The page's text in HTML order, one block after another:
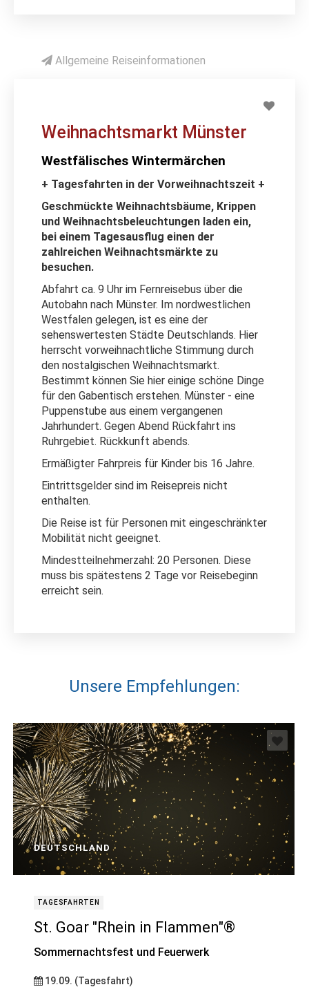
Allgemeine Reiseinformationen
Weihnachtsmarkt Münster
Westfälisches Wintermärchen
+ Tagesfahrten in der Vorweihnachtszeit +
Geschmückte Weihnachtsbäume, Krippen
und Weihnachtsbeleuchtungen laden ein,
bei einem Tagesausflug einen der
zahlreichen Weihnachtsmärkte zu
besuchen.
Abfahrt ca. 9 Uhr im Fernreisebus über die
Autobahn nach Münster. Im nordwestlichen
Westfalen gelegen, ist es eine der
sehenswertesten Städte Deutschlands. Hier
herrscht vorweihnachtliche Stimmung durch
den nostalgischen Weihnachtsmarkt.
Bestimmt können Sie hier einige schöne Dinge
für den Gabentisch erstehen. Münster - eine
Puppenstube aus einem vergangenen
Jahrhundert. Gegen Abend Rückfahrt ins
Ruhrgebiet. Rückkunft abends.
Ermäßigter Fahrpreis für Kinder bis 16 Jahre.
Eintrittsgelder sind im Reisepreis nicht
enthalten.
Die Reise ist für Personen mit eingeschränkter
Mobilität nicht geeignet.
Mindestteilnehmerzahl: 20 Personen. Diese
muss bis spätestens 2 Tage vor Reisebeginn
erreicht sein.
Unsere Empfehlungen:
DEUTSCHLAND
TAGESFAHRTEN
St. Goar "Rhein in Flammen"®
Sommernachtsfest und Feuerwerk
19.09. (Tagesfahrt)